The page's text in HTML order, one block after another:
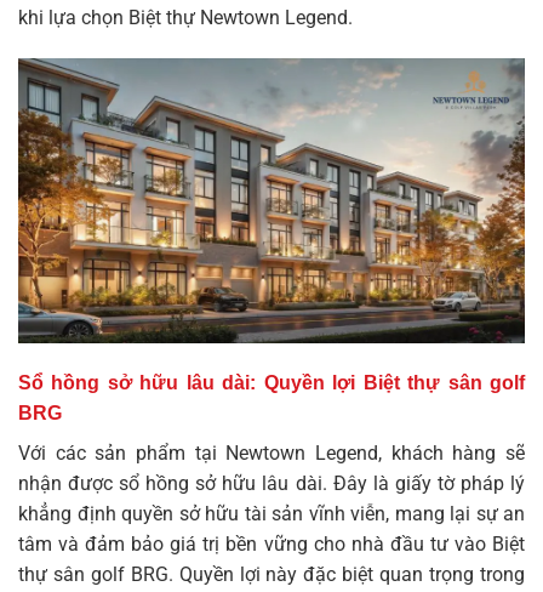
khi lựa chọn Biệt thự Newtown Legend.
Sổ hồng sở hữu lâu dài: Quyền lợi Biệt thự sân golf
BRG
Với các sản phẩm tại Newtown Legend, khách hàng sẽ
nhận được sổ hồng sở hữu lâu dài. Đây là giấy tờ pháp lý
khẳng định quyền sở hữu tài sản vĩnh viễn, mang lại sự an
tâm và đảm bảo giá trị bền vững cho nhà đầu tư vào Biệt
thự sân golf BRG. Quyền lợi này đặc biệt quan trọng trong